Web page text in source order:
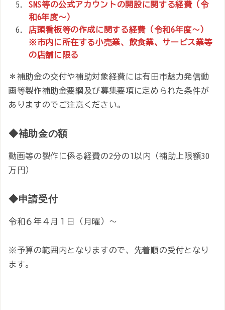
SNS等の公式アカウントの開設に関する経費（令
和6年度～）
店頭看板等の作成に関する経費（令和6年度～）
※市内に所在する小売業、飲食業、サービス業等
の店舗に限る
＊補助金の交付や補助対象経費には有田市魅力発信動
画等製作補助金要綱及び募集要項に定められた条件が
ありますのでご注意ください。
◆補助金の額
動画等の製作に係る経費の2分の1以内（補助上限額30
万円）
◆申請受付
令和６年４月１日（月曜）～
※予算の範囲内となりますので、先着順の受付となり
ます。